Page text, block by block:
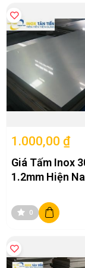
Với nhiều năm kinh
đến mục tiêu mang
chuẩn chất lượng
dân dụng đến các
Cam kết của
Cung cấp inox
Đầy đủ chứng
Gia công theo
Giao hàng
Chính sách
Đặc Điểm
Tấm inox 304 được
Chống ăn
1.000,00 ₫
Giá Tấm Inox
1.2mm Hiện
0